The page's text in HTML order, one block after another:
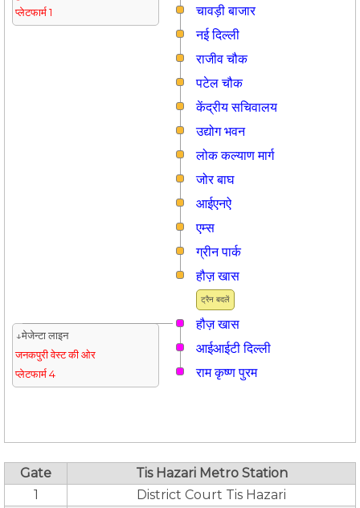
प्लेटफार्म 1
चावड़ी बाजार
नई दिल्ली
राजीव चौक
पटेल चौक
केंद्रीय सचिवालय
उद्योग भवन
लोक कल्याण मार्ग
जोर बाघ
आईएनऐ
एम्स
ग्रीन पार्क
ट्रैन बदलें
हौज़ खास
हौज़ खास
↓मेजेन्टा लाइन
जनकपुरी वेस्ट की ओर
प्लेटफार्म 4
आईआईटी दिल्ली
राम कृष्ण पुरम
Gate
Tis Hazari Metro Station
1
District Court Tis Hazari